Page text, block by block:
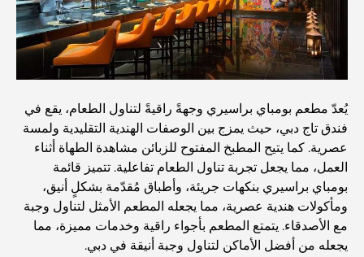
أغلى سيارة لامبورغيني على الإطلاق: قائمة هواة الجمع
أغلى مدارس جيمس في دبي: دليل شامل للآباء
أفضل المدارس القريبة من داماك هيلز 2: دليل للعائلات
أفضل المطاعم الهندية في دبي: رحلة طهي
يُعدّ مطعم بومباي براسيري وجهةً راقيةً لتناول الطعام، يقع في
فندق تاج دبي، حيث يمزج بين الوصفات الهندية التقليدية ولمسة
عصرية. كما يتيح المطبخ المفتوح للزبائن مشاهدة الطهاة أثناء
العمل، مما يجعل تجربة تناول الطعام تفاعلية. تتميز قائمة
بومباي براسيري بنكهات جريئة، وأطباق مُقدّمة بشكلٍ أنيق،
ومأكولات هندية عصرية، مما يجعله المطعم الأمثل لتناول وجبة
مع الأصدقاء. يتمتع المطعم بأجواء راقية وخدمات مميزة، مما
يجعله من أفضل الأماكن لتناول وجبة أنيقة في دبي.